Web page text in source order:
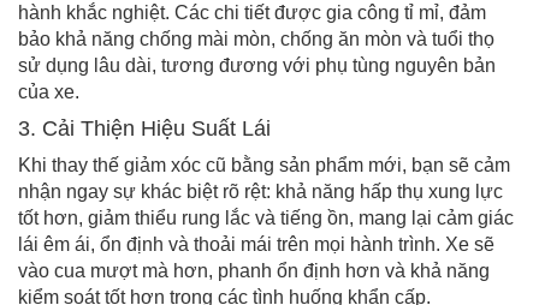
hành khắc nghiệt. Các chi tiết được gia công tỉ mỉ, đảm
bảo khả năng chống mài mòn, chống ăn mòn và tuổi thọ
sử dụng lâu dài, tương đương với phụ tùng nguyên bản
của xe.
3. Cải Thiện Hiệu Suất Lái
Khi thay thế giảm xóc cũ bằng sản phẩm mới, bạn sẽ cảm
nhận ngay sự khác biệt rõ rệt: khả năng hấp thụ xung lực
tốt hơn, giảm thiểu rung lắc và tiếng ồn, mang lại cảm giác
lái êm ái, ổn định và thoải mái trên mọi hành trình. Xe sẽ
vào cua mượt mà hơn, phanh ổn định hơn và khả năng
kiểm soát tốt hơn trong các tình huống khẩn cấp.